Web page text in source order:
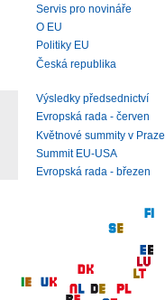
Servis pro novináře
O EU
Politiky EU
Česká republika
Výsledky předsednictví
Evropská rada - červen
Květnové summity v Praze
Summit EU-USA
Evropská rada - březen